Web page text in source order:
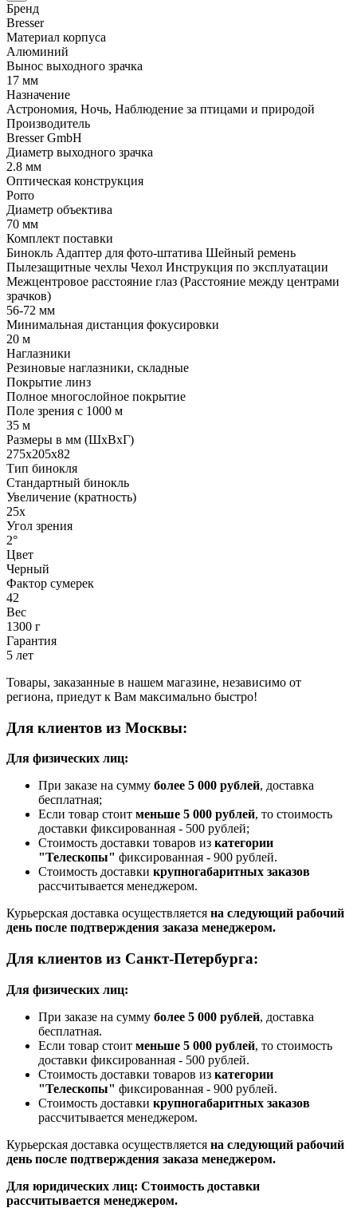
Бренд
Bresser
Материал корпуса
Алюминий
Вынос выходного зрачка
17 мм
Назначение
Астрономия, Ночь, Наблюдение за птицами и природой
Производитель
Bresser GmbH
Диаметр выходного зрачка
2.8 мм
Оптическая конструкция
Porro
Диаметр объектива
70 мм
Комплект поставки
Бинокль Адаптер для фото-штатива Шейный ремень
Пылезащитные чехлы Чехол Инструкция по эксплуатации
Межцентровое расстояние глаз (Расстояние между центрами
зрачков)
56-72 мм
Минимальная дистанция фокусировки
20 м
Наглазники
Резиновые наглазники, складные
Покрытие линз
Полное многослойное покрытие
Поле зрения с 1000 м
35 м
Размеры в мм (ШхВхГ)
275x205x82
Тип бинокля
Стандартный бинокль
Увеличение (кратность)
25x
Угол зрения
2°
Цвет
Черный
Фактор сумерек
42
Вес
1300 г
Гарантия
5 лет
Товары, заказанные в нашем магазине, независимо от
региона, приедут к Вам максимально быстро!
Для клиентов из Москвы:
Для физических лиц:
При заказе на сумму более 5 000 рублей, доставка
бесплатная;
Если товар стоит меньше 5 000 рублей, то стоимость
доставки фиксированная - 500 рублей;
Стоимость доставки товаров из категории
"Телескопы" фиксированная - 900 рублей.
Стоимость доставки крупногабаритных заказов
рассчитывается менеджером.
Курьерская доставка осуществляется на следующий рабочий
день после подтверждения заказа менеджером.
Для клиентов из Санкт-Петербурга:
Для физических лиц:
При заказе на сумму более 5 000 рублей, доставка
бесплатная.
Если товар стоит меньше 5 000 рублей, то стоимость
доставки фиксированная - 500 рублей.
Стоимость доставки товаров из категории
"Телескопы" фиксированная - 900 рублей.
Стоимость доставки крупногабаритных заказов
рассчитывается менеджером.
Курьерская доставка осуществляется на следующий рабочий
день после подтверждения заказа менеджером.
Для юридических лиц: Стоимость доставки
рассчитывается менеджером.